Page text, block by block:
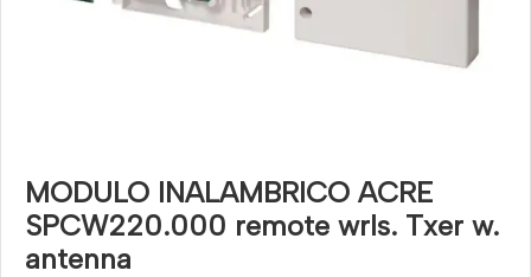
MODULO INALAMBRICO ACRE
SPCW220.000 remote wrls. Txer w.
antenna